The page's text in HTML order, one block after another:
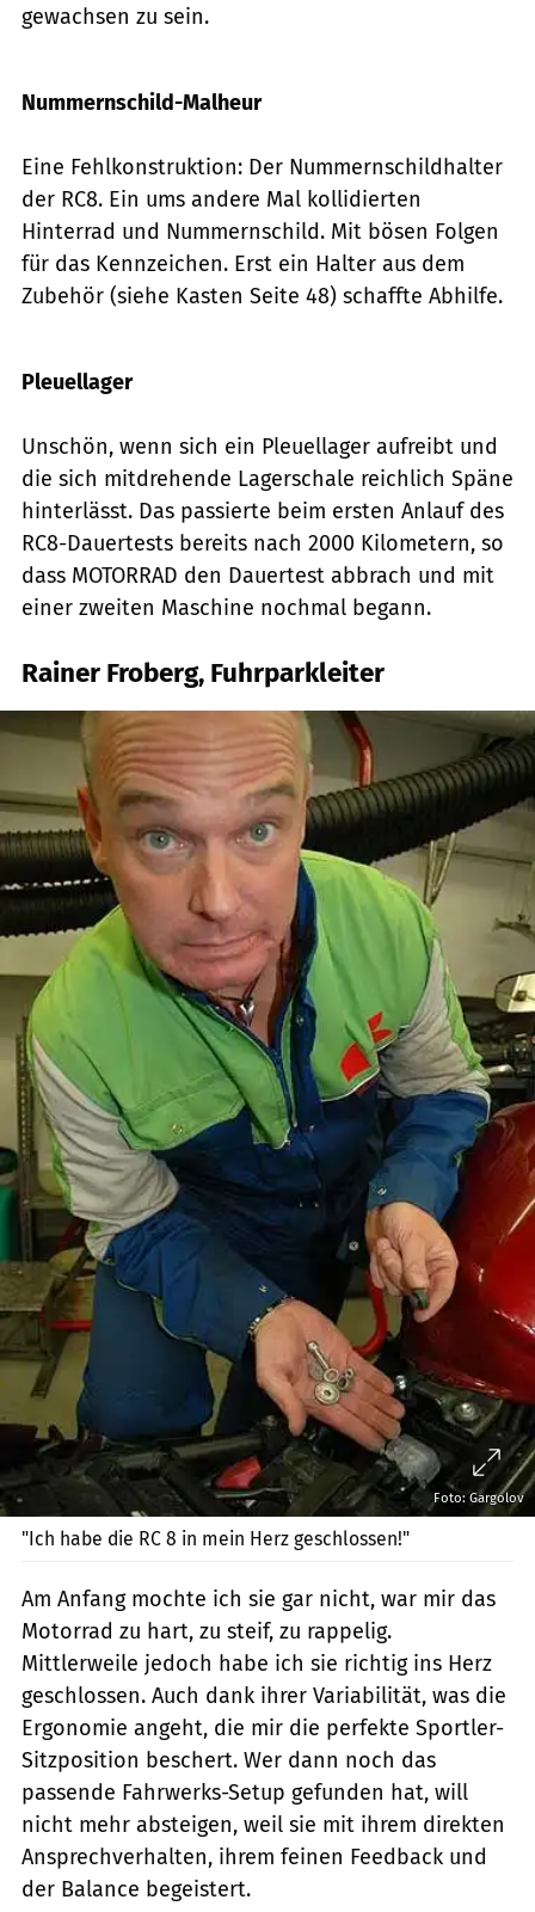
gewachsen zu sein.
Nummernschild-Malheur
Eine Fehlkonstruktion: Der Nummernschildhalter
der RC8. Ein ums andere Mal kollidierten
Hinterrad und Nummernschild. Mit bösen Folgen
für das Kennzeichen. Erst ein Halter aus dem
Zubehör (siehe Kasten Seite 48) schaffte Abhilfe.
Pleuellager
Unschön, wenn sich ein Pleuellager aufreibt und
die sich mitdrehende Lagerschale reichlich Späne
hinterlässt. Das passierte beim ersten Anlauf des
RC8-Dauertests bereits nach 2000 Kilometern, so
dass MOTORRAD den Dauertest abbrach und mit
einer zweiten Maschine nochmal begann.
Rainer Froberg, Fuhrparkleiter
Foto: Gargolov
"Ich habe die RC 8 in mein Herz geschlossen!"
Am Anfang mochte ich sie gar nicht, war mir das
Motorrad zu hart, zu steif, zu rappelig.
Mittlerweile jedoch habe ich sie richtig ins Herz
geschlossen. Auch dank ihrer Variabilität, was die
Ergonomie angeht, die mir die perfekte Sportler-
Sitzposition beschert. Wer dann noch das
passende Fahrwerks-Setup gefunden hat, will
nicht mehr absteigen, weil sie mit ihrem direkten
Ansprech­verhalten, ihrem feinen Feedback und
der Balance begeistert.